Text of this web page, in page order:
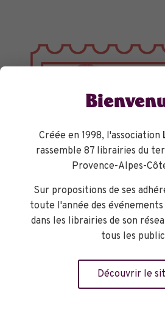
TOURNÉES GÉNÉRALES
Créée en 1998, l'association
rassemble 87 librairies du
Provence-Alpes-
Sur propositions de ses
toute l'année des
dans les librairies de son
tous les
Découvrir le